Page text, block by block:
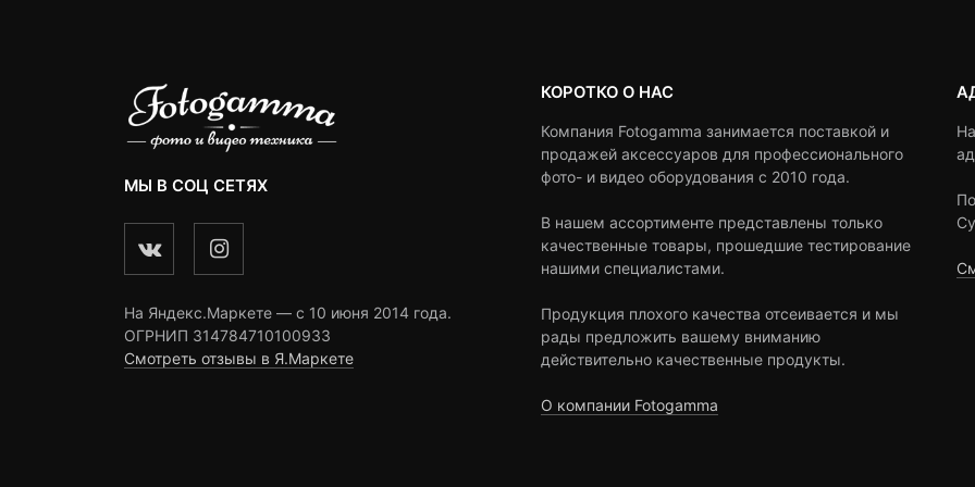
МЫ В СОЦ СЕТЯХ
На Яндекс.Маркете — c 10 июня 2014 года.
ОГРНИП 314784710100933
Смотреть отзывы в Я.Маркете
КОРОТКО О НАС
Компания Fotogamma занимается поставкой и
продажей аксессуаров для профессионального
фото- и видео оборудования с 2010 года.
В нашем ассортименте представлены только
качественные товары, прошедшие тестирование
нашими специалистами.
Продукция плохого качества отсеивается и мы
рады предложить вашему вниманию
действительно качественные продукты.
О компании Fotogamma